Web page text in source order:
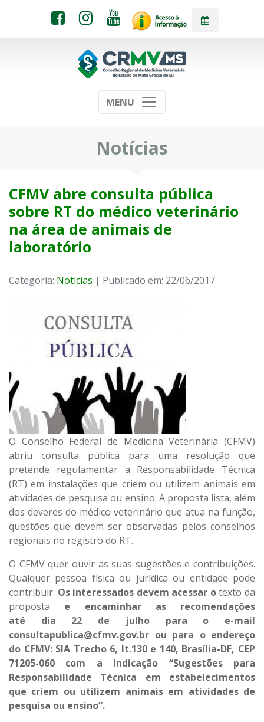
MENU
Notícias
CFMV abre consulta pública
sobre RT do médico veterinário
na área de animais de
laboratório
Categoria: Notícias | Publicado em: 22/06/2017
O Conselho Federal de Medicina Veterinária (CFMV)
abriu consulta pública para uma resolução que
pretende regulamentar a Responsabilidade Técnica
(RT) em instalações que criem ou utilizem animais em
atividades de pesquisa ou ensino. A proposta lista, além
dos deveres do médico veterinário que atua na função,
questões que devem ser observadas pelos conselhos
regionais no registro do RT.
O CFMV quer ouvir as suas sugestões e contribuições.
Qualquer pessoa física ou jurídica ou entidade pode
contribuir. Os interessados devem acessar otexto da
proposta e encaminhar as recomendações
até dia 22 de julhopara o e-mail
consultapublica@cfmv.gov.br ou para o endereço
do CFMV: SIA Trecho 6, lt.130 e 140, Brasília-DF, CEP
71205-060 com a indicação “Sugestões para
Responsabilidade Técnica em estabelecimentos
que criem ou utilizem animais em atividades de
pesquisa ou ensino”.